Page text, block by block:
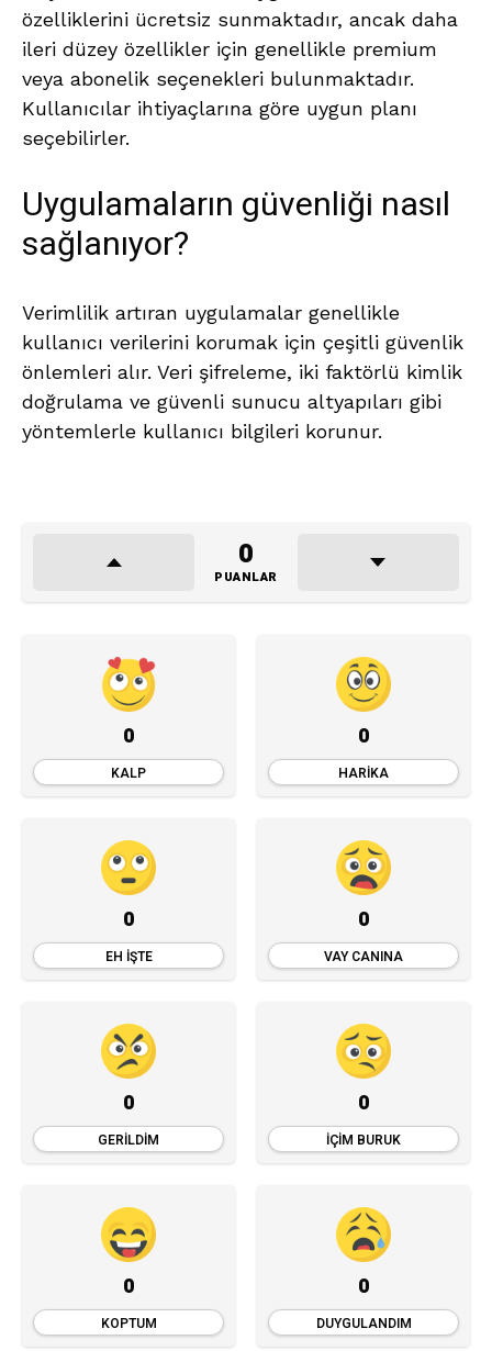
özelliklerini ücretsiz sunmaktadır, ancak daha
ileri düzey özellikler için genellikle premium
veya abonelik seçenekleri bulunmaktadır.
Kullanıcılar ihtiyaçlarına göre uygun planı
seçebilirler.
Uygulamaların güvenliği nasıl
sağlanıyor?
Verimlilik artıran uygulamalar genellikle
kullanıcı verilerini korumak için çeşitli güvenlik
önlemleri alır. Veri şifreleme, iki faktörlü kimlik
doğrulama ve güvenli sunucu altyapıları gibi
yöntemlerle kullanıcı bilgileri korunur.
0
PUANLAR
0
KALP
0
HARIKA
0
EH İŞTE
0
VAY CANINA
0
GERILDIM
0
İÇIM BURUK
0
KOPTUM
0
DUYGULANDIM